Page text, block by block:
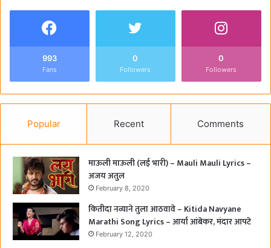
993
Fans
0
Followers
0
Followers
Popular Recent Comments
माऊली माऊली (लई भारी) – Mauli Mauli Lyrics –
अजय अतुल
February 8, 2020
कितीदा नव्याने तुला आठवावे – Kitida Navyane
Marathi Song Lyrics – आर्या आंबेकर, मंदार आपटे
February 12, 2020